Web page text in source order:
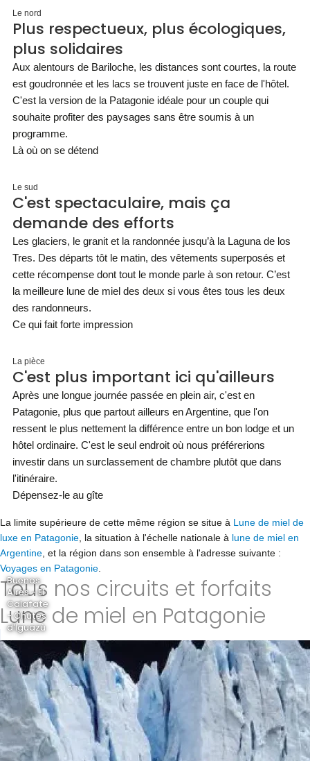
Le nord
Plus respectueux, plus écologiques,
plus solidaires
Aux alentours de Bariloche, les distances sont courtes, la route
est goudronnée et les lacs se trouvent juste en face de l'hôtel.
C'est la version de la Patagonie idéale pour un couple qui
souhaite profiter des paysages sans être soumis à un
programme.
Là où on se détend
Le sud
C'est spectaculaire, mais ça
demande des efforts
Les glaciers, le granit et la randonnée jusqu’à la Laguna de los
Tres. Des départs tôt le matin, des vêtements superposés et
cette récompense dont tout le monde parle à son retour. C’est
la meilleure lune de miel des deux si vous êtes tous les deux
des randonneurs.
Ce qui fait forte impression
La pièce
C'est plus important ici qu'ailleurs
Après une longue journée passée en plein air, c'est en
Patagonie, plus que partout ailleurs en Argentine, que l'on
ressent le plus nettement la différence entre un bon lodge et un
hôtel ordinaire. C'est le seul endroit où nous préférerions
investir dans un surclassement de chambre plutôt que dans
l'itinéraire.
Dépensez-le au gîte
La limite supérieure de cette même région se situe à Lune de miel de
luxe en Patagonie , la situation à l'échelle nationale à lune de miel en
Argentine , et la région dans son ensemble à l'adresse suivante :
Voyages en Patagonie
Tous nos circuits et forfaits
Lune de miel en Patagonie
Buenos
Aires - El
Calafate
- Chutes
d'Iguazú